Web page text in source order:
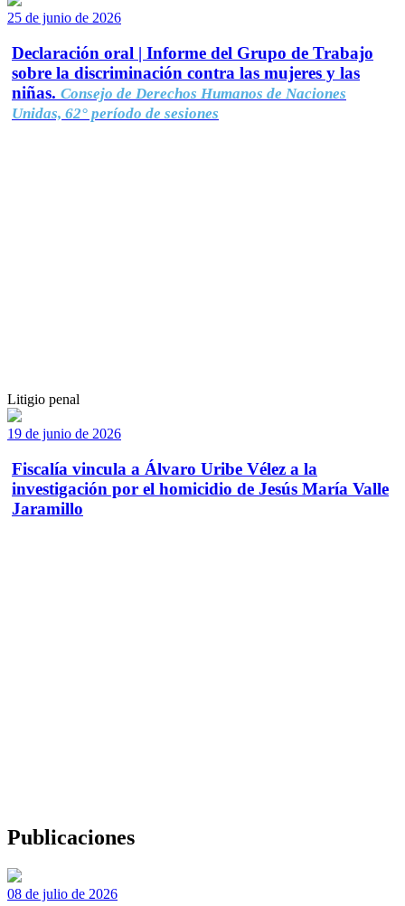
25 de junio de 2026
Declaración oral | Informe del Grupo de Trabajo
sobre la discriminación contra las mujeres y las
niñas. Consejo de Derechos Humanos de Naciones
Unidas, 62° período de sesiones
Litigio penal
19 de junio de 2026
Fiscalía vincula a Álvaro Uribe Vélez a la
investigación por el homicidio de Jesús María Valle
Jaramillo
Publicaciones
08 de julio de 2026